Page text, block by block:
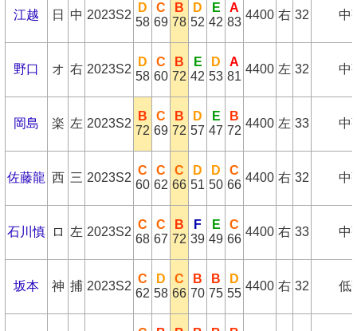
江越 日 中 2023S2
D
58
C
69
B
78
D
52
E
42
A
83
4400 右 32 中
野口 オ 右 2023S2
D
58
C
60
B
72
E
42
D
53
A
81
4400 左 32 中
岡島 楽 左 2023S2
B
72
C
69
B
72
D
57
E
47
B
72
4400 左 33 中
佐藤龍 西 三 2023S2
C
60
C
62
C
66
D
51
D
50
C
66
4400 右 32 中
石川慎 ロ 左 2023S2
C
68
C
67
B
72
F
39
E
49
C
66
4400 右 33 中
坂本 神 捕 2023S2
C
62
D
58
C
66
B
70
B
75
D
55
4400 右 32 低